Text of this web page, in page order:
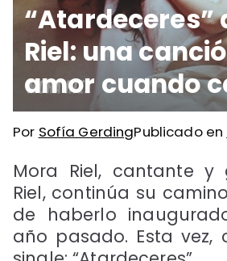
“Atardeceres”
Riel: una
amor cuando
Por Sofía GerdingPublicado en
Mora Riel, cantante y
Riel, continúa su
de haberlo
año pasado. Esta vez,